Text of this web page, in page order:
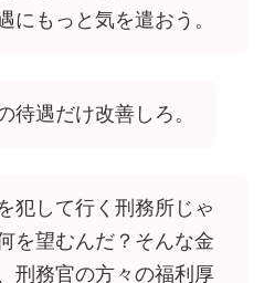
にもっと気を遣おう。
待遇だけ改善しろ。
犯して行く刑務所じゃ
を望むんだ？そんな金
刑務官の方々の福利厚